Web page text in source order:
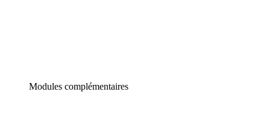
Modules complémentaires